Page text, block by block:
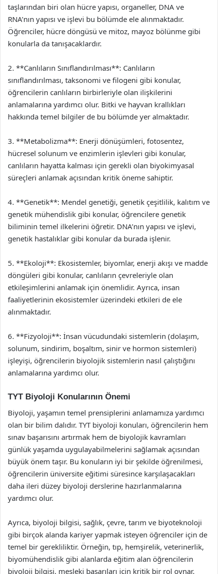
taşlarından biri olan hücre yapısı, organeller, DNA ve
RNA’nın yapısı ve işlevi bu bölümde ele alınmaktadır.
Öğrenciler, hücre döngüsü ve mitoz, mayoz bölünme gibi
konularla da tanışacaklardır.
2. **Canlıların Sınıflandırılması**: Canlıların
sınıflandırılması, taksonomi ve filogeni gibi konular,
öğrencilerin canlıların birbirleriyle olan ilişkilerini
anlamalarına yardımcı olur. Bitki ve hayvan krallıkları
hakkında temel bilgiler de bu bölümde yer almaktadır.
3. **Metabolizma**: Enerji dönüşümleri, fotosentez,
hücresel solunum ve enzimlerin işlevleri gibi konular,
canlıların hayatta kalması için gerekli olan biyokimyasal
süreçleri anlamak açısından kritik öneme sahiptir.
4. **Genetik**: Mendel genetiği, genetik çeşitlilik, kalıtım ve
genetik mühendislik gibi konular, öğrencilere genetik
biliminin temel ilkelerini öğretir. DNA’nın yapısı ve işlevi,
genetik hastalıklar gibi konular da burada işlenir.
5. **Ekoloji**: Ekosistemler, biyomlar, enerji akışı ve madde
döngüleri gibi konular, canlıların çevreleriyle olan
etkileşimlerini anlamak için önemlidir. Ayrıca, insan
faaliyetlerinin ekosistemler üzerindeki etkileri de ele
alınmaktadır.
6. **Fizyoloji**: İnsan vücudundaki sistemlerin (dolaşım,
solunum, sindirim, boşaltım, sinir ve hormon sistemleri)
işleyişi, öğrencilerin biyolojik sistemlerin nasıl çalıştığını
anlamalarına yardımcı olur.
TYT Biyoloji Konularının Önemi
Biyoloji, yaşamın temel prensiplerini anlamamıza yardımcı
olan bir bilim dalıdır. TYT biyoloji konuları, öğrencilerin hem
sınav başarısını artırmak hem de biyolojik kavramları
günlük yaşamda uygulayabilmelerini sağlamak açısından
büyük önem taşır. Bu konuların iyi bir şekilde öğrenilmesi,
öğrencilerin üniversite eğitimi süresince karşılaşacakları
daha ileri düzey biyoloji derslerine hazırlanmalarına
yardımcı olur.
Ayrıca, biyoloji bilgisi, sağlık, çevre, tarım ve biyoteknoloji
gibi birçok alanda kariyer yapmak isteyen öğrenciler için de
temel bir gerekliliktir. Örneğin, tıp, hemşirelik, veterinerlik,
biyomühendislik gibi alanlarda eğitim alan öğrencilerin
biyoloji bilgisi, mesleki başarıları için kritik bir rol oynar.